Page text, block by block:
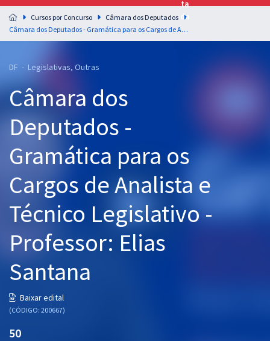
Preparação completa e intensiva para as principais
residências em saúde do Brasil
Cursos 20% OFF
Pós
Graduação
OAB
Mentorias
Questões grátis
Aprovados
Cursos por Concurso
Câmara dos Deputados
Câmara dos Deputados - Gramática para os Cargos de Analista e Técnico Legislativo - Professor: Elias Santana
DF - Legislativas, Outras
Câmara dos
Deputados -
Gramática para os
Cargos de Analista e
Técnico Legislativo -
Professor: Elias
Santana
Baixar edital
(CÓDIGO: 200667)
50